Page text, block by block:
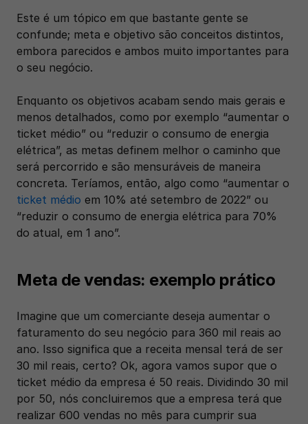
Este é um tópico em que bastante gente se
confunde; meta e objetivo são conceitos distintos,
embora parecidos e ambos muito importantes para
o seu negócio.
Enquanto os objetivos acabam sendo mais gerais e
menos detalhados, como por exemplo “aumentar o
ticket médio” ou “reduzir o consumo de energia
elétrica”, as metas definem melhor o caminho que
será percorrido e são mensuráveis de maneira
ticket médio em 10% até setembro de 2022” ou
“reduzir o consumo de energia elétrica para 70%
do atual, em 1 ano”.
Meta de vendas: exemplo prático
Imagine que um comerciante deseja aumentar o
faturamento do seu negócio para 360 mil reais ao
ano. Isso significa que a receita mensal terá de ser
30 mil reais, certo? Ok, agora vamos supor que o
ticket médio da empresa é 50 reais. Dividindo 30 mil
por 50, nós concluiremos que a empresa terá que
realizar 600 vendas no mês para cumprir sua